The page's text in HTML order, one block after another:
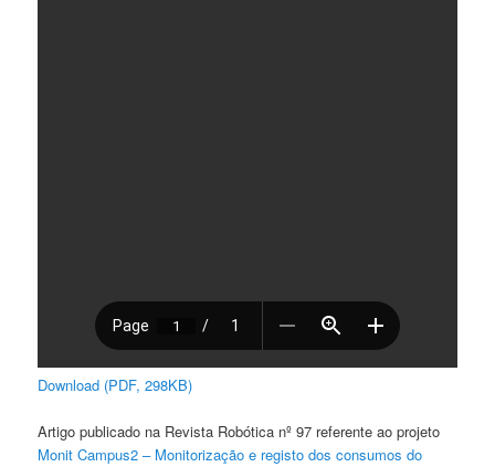
Download (PDF, 298KB)
Artigo publicado na Revista Robótica nº 97 referente ao projeto
Monit Campus2 – Monitorização e registo dos consumos do